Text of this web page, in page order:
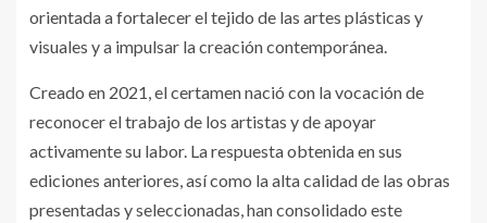
orientada a fortalecer el tejido de las artes plásticas y
visuales y a impulsar la creación contemporánea.
Creado en 2021, el certamen nació con la vocación de
reconocer el trabajo de los artistas y de apoyar
activamente su labor. La respuesta obtenida en sus
ediciones anteriores, así como la alta calidad de las obras
presentadas y seleccionadas, han consolidado este